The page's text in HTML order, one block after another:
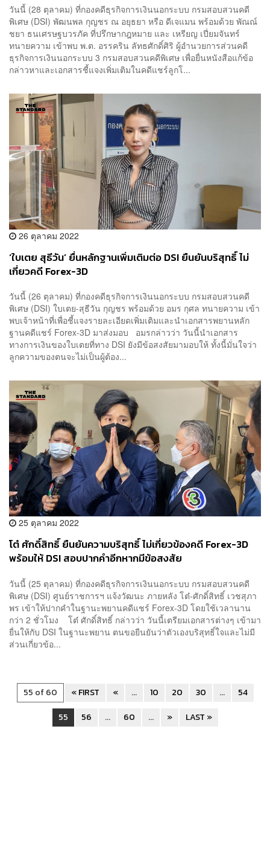
วันนี้ (28 ตุลาคม) ที่กองคดีธุรกิจการเงินนอกระบบ กรมสอบสวนคดี
พิเศษ (DSI) พัฒนพล กุญชร ณ อยุธยา หรือ ดีเจแมน พร้อมด้วย พัณณ์
ชยา ธนเศรษฐบวรภัค ที่ปรึกษากฎหมาย และ เหรียญ เปี่ยมจันทร์
ทนายความ เข้าพบ พ.ต. อรรคริน ลัทธศักดิ์ศิริ ผู้อำนวยการส่วนคดี
ธุรกิจการเงินนอกระบบ 3 กรมสอบสวนคดีพิเศษ เพื่อยื่นหนังสือแก้ข้อ
กล่าวหาและเอกสารชี้แจงเพิ่มเติมในคดีแชร์ลูกโ...
26 ตุลาคม 2022
‘ใบเตย สุธีวัน’ ยื่นหลักฐานเพิ่มเติมต่อ DSI ยืนยันบริสุทธิ์ ไม่
เกี่ยวคดี Forex-3D
วันนี้ (26 ตุลาคม) ที่กองคดีธุรกิจการเงินนอกระบบ กรมสอบสวนคดี
พิเศษ (DSI) ใบเตย-สุธีวัน กุญชร พร้อมด้วย อมร กุศล ทนายความ เข้า
พบเจ้าหน้าที่เพื่อชี้แจงรายละเอียดเพิ่มเติมและนำเอกสารพยานหลัก
ฐานคดีแชร์ Forex-3D มาส่งมอบ อมรกล่าวว่า วันนี้นำเอกสาร
ทางการเงินของใบเตยที่ทาง DSI ยังมีข้อสงสัยมามอบให้ ทั้งนี้มั่นใจว่า
ลูกความของตนจะไม่เป็นผู้ต้อง...
25 ตุลาคม 2022
โต๋ ศักดิ์สิทธิ์ ยืนยันความบริสุทธิ์ ไม่เกี่ยวข้องคดี Forex-3D
พร้อมให้ DSI สอบปากคำอีกหากมีข้อสงสัย
วันนี้ (25 ตุลาคม) ที่กองคดีธุรกิจการเงินนอกระบบ กรมสอบสวนคดี
พิเศษ (DSI) ศูนย์ราชการฯ แจ้งวัฒนะ ภายหลัง โต๋-ศักดิ์สิทธิ์ เวชสุภา
พร เข้าให้ปากคำในฐานะพยานคดีแชร์ Forex-3D โดยใช้เวลานาน
กว่า 2 ชั่วโมง โต๋ ศักดิ์สิทธิ์ กล่าวว่า วันนี้เตรียมเอกสารต่างๆ เข้ามา
ยื่นให้กับ DSI ในฐานะพยาน ตนขอยืนยันว่าตัวเองบริสุทธิ์ใจและไม่มี
ส่วนเกี่ยวข้อ...
55 of 60 « FIRST « ... 10 20 30 ...
54
55
56 ... 60 ... » LAST »